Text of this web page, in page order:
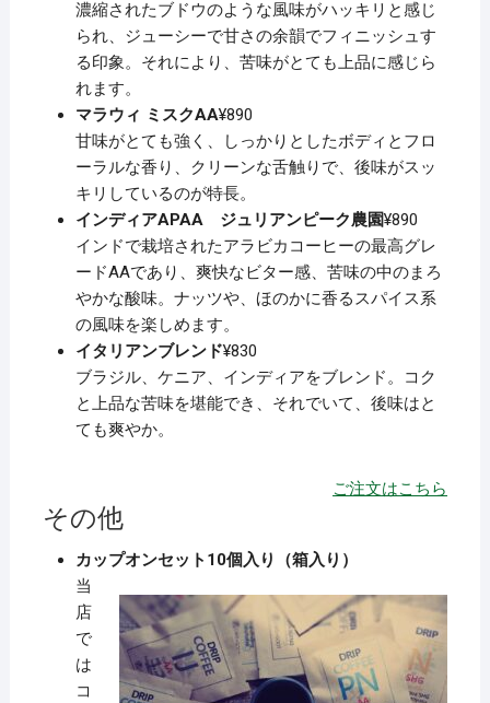
濃縮されたブドウのような風味がハッキリと感じ
られ、ジューシーで甘さの余韻でフィニッシュす
る印象。それにより、苦味がとても上品に感じら
れます。
マラウィ ミスクAA¥890
甘味がとても強く、しっかりとしたボディとフロ
ーラルな香り、クリーンな舌触りで、後味がスッ
キリしているのが特長。
インディアAPAA ジュリアンピーク農園¥890
インドで栽培されたアラビカコーヒーの最高グレ
ードAAであり、爽快なビター感、苦味の中のまろ
やかな酸味。ナッツや、ほのかに香るスパイス系
の風味を楽しめます。
イタリアンブレンド¥830
ブラジル、ケニア、インディアをブレンド。コク
と上品な苦味を堪能でき、それでいて、後味はと
ても爽やか。
ご注文はこちら
その他
カップオンセット10個入り（箱入り）
当
店
で
は
コ